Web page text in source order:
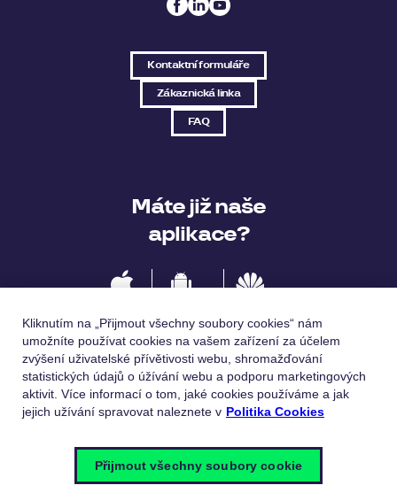
Kontaktní formuláře
Zákaznická linka
FAQ
Máte již naše
aplikace?
Jazykové verze
English
Kliknutím na „Přijmout všechny soubory cookies“ nám
umožníte používat cookies na vašem zařízení za účelem
zvýšení uživatelské přívětivosti webu, shromažďování
statistických údajů o úžívání webu a podporu marketingových
aktivit. Více informací o tom, jaké cookies používáme a jak
jejich užívání spravovat naleznete v Politika Cookies
Přijmout všechny soubory cookie